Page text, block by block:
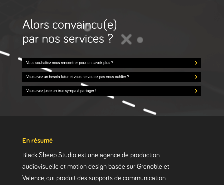
Alors convaincu(e)
par nos services ?
En résumé
Black Sheep Studio est une agence de production
audiovisuelle et motion design basée sur Grenoble et
Valence, qui produit des supports de communication